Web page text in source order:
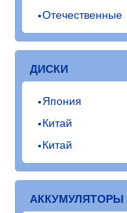
Отечественные
ДИСКИ
Япония
Китай
Китай
АККУМУЛЯТОРЫ